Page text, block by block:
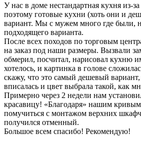
У нас в доме нестандартная кухня из-
поэтому готовые кухни (хоть они и
вариант. Мы с мужем много где были,
подходящего варианта.
После всех походов по торговым
на заказ под наши размеры. Вызвали
обмерил, посчитал, нарисовал кухню
хотелось, и картинка в голове
скажу, что это самый дешевый
вписалась и цвет выбрала такой, как
Примерно через 2 недели нам
красавицу! «Благодаря» нашим
помучиться с монтажом верхних
получился отменный.
Большое всем спасибо! Рекомендую!